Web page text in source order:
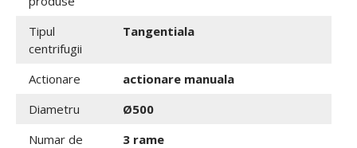
Tipul
centrifugii
Tangentiala
Actionare
actionare manuala
Diametru
Ø500
Numar de
3 rame